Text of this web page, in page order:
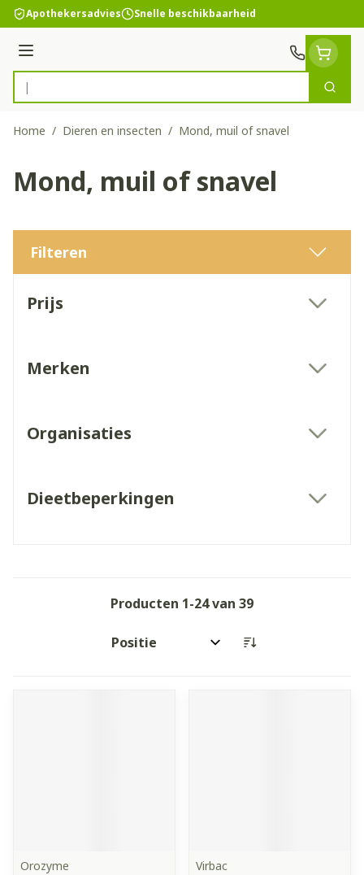
Ga naar de inhoud
Apothekersadvies Snelle beschikbaarheid
Menu
Product, merk, categorie...
Zoek
Home / Dieren en insecten / Mond, muil of snavel
Mond, muil of snavel
Filteren
Prijs
Merken
Organisaties
Dieetbeperkingen
Producten 1-24van 39
Sorteer op:
Orozyme
Virbac